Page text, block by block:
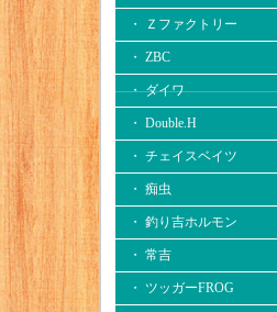
・ Ｚファクトリー
・ ZBC
・ ダイワ
・ Double.H
・ チェイスベイツ
・ 痴虫
・ 釣り吉ホルモン
・ 常吉
・ ツッガーFROG